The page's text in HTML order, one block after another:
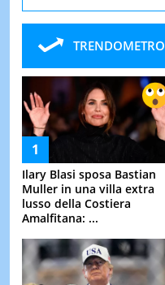
TRENDOMETRO
Ilary Blasi sposa Bastian
Muller in una villa extra
lusso della Costiera
Amalfitana: ...